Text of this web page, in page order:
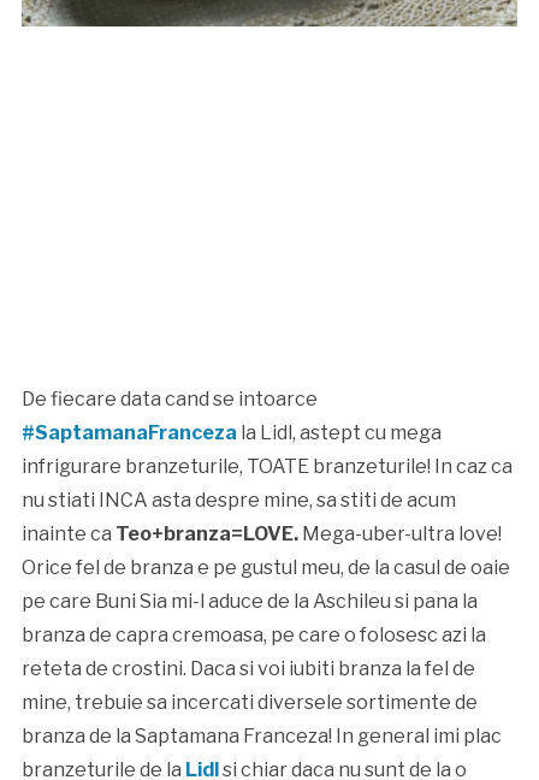
De fiecare data cand se intoarce
#SaptamanaFranceza la Lidl, astept cu mega
infrigurare branzeturile, TOATE branzeturile! In caz ca
nu stiati INCA asta despre mine, sa stiti de acum
inainte ca Teo+branza=LOVE.Mega-uber-ultra love!
Orice fel de branza e pe gustul meu, de la casul de oaie
pe care Buni Sia mi-l aduce de la Aschileu si pana la
branza de capra cremoasa, pe care o folosesc azi la
reteta de crostini. Daca si voi iubiti branza la fel de
mine, trebuie sa incercati diversele sortimente de
branza de la Saptamana Franceza! In general imi plac
branzeturile de la Lidl si chiar daca nu sunt de la o